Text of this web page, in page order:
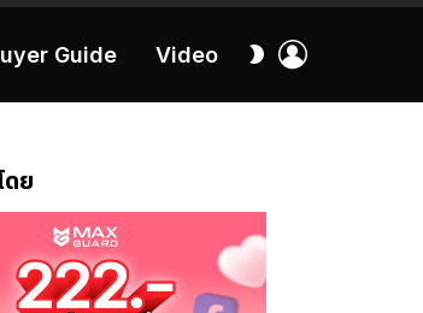
Guide Video
สลับ
ย